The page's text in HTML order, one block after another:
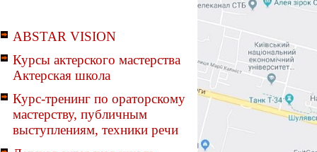
ABSTAR VISION
Курсы актерского мастерства
Актерская школа
Курс-тренинг по ораторскому
мастерству, публичным
выступлениям, техники речи